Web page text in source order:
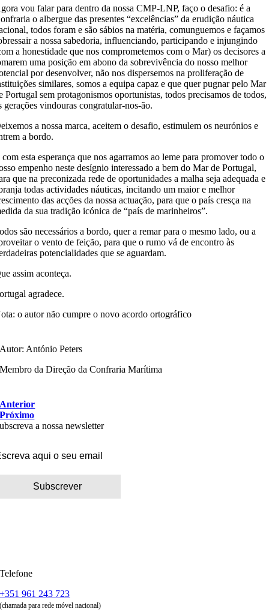
vou falar para dentro da nossa CMP-LNP, faço o desafio: é a
o albergue das presentes “excelências” da erudição náutica
todos foram e são sábios na matéria, comunguemos e façamos
a nossa sabedoria, influenciando, participando e injungindo
a honestidade que nos comprometemos com o Mar) os decisores a
uma posição em abono da sobrevivência do nosso melhor
por desenvolver, não nos dispersemos na proliferação de
similares, somos a equipa capaz e que quer pugnar pelo Mar
Portugal sem protagonismos oportunistas, todos precisamos de todos,
gerações vindouras congratular-nos-ão.
a nossa marca, aceitem o desafio, estimulem os neurónios e
a bordo.
com esta esperança que nos agarramos ao leme para promover todo o
empenho neste desígnio interessado a bem do Mar de Portugal,
que na preconizada rede de oportunidades a malha seja adequada e
todas actividades náuticas, incitando um maior e melhor
das acções da nossa actuação, para que o país cresça na
da sua tradição icónica de “país de marinheiros”.
são necessários a bordo, quer a remar para o mesmo lado, ou a
o vento de feição, para que o rumo vá de encontro às
potencialidades que se aguardam.
assim aconteça.
agradece.
o autor não cumpre o novo acordo ortográfico
Autor: António Peters
Membro da Direção da Confraria Marítima
Anterior
Próximo
a nossa newsletter
Telefone
+351 961 243 723
(chamada para rede móvel nacional)